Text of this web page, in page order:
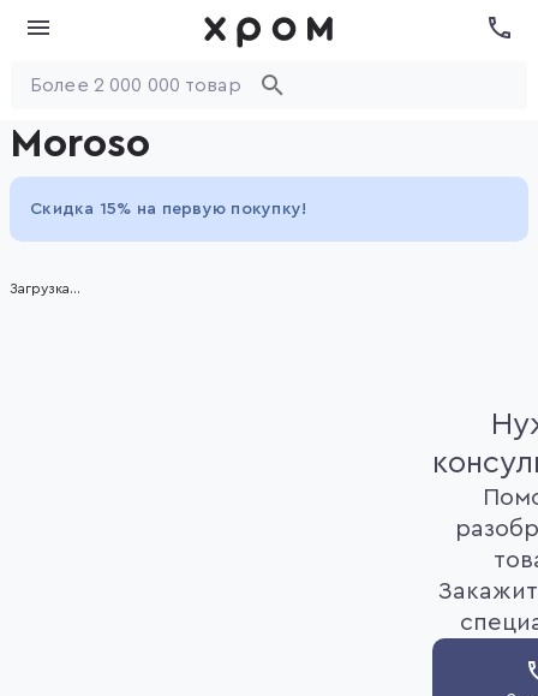
Moroso
Скидка 15% на первую покупку!
Загрузка...